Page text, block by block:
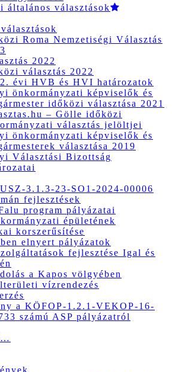
általános választások
Roma Nemzetiségi Választás
2022
választás 2022
évi HVB és HVI határozatok
önkormányzati képviselők és
időközi választása 2021
– Gölle időközi
választás jelöltjei
önkormányzati képviselők és
választása 2019
Választási Bizottság
3.1.3-23-SO1-2024-00006
fejlesztések
program pályázatai
épületének
korszerűsítése
elnyert pályázatok
fejlesztése Igal és
a Kapos völgyében
vízrendezés
a KÖFOP-1.2.1-VEKOP-16-
számú ASP pályázatról